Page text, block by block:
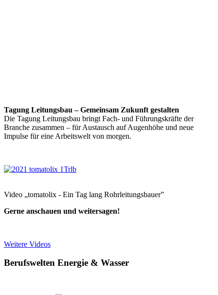
Tagung Leitungsbau – Gemeinsam Zukunft gestalten
Die Tagung Leitungsbau bringt Fach- und Führungskräfte der
Branche zusammen – für Austausch auf Augenhöhe und neue
Impulse für eine Arbeitswelt von morgen.
Video „tomatolix - Ein Tag lang Rohrleitungsbauer”
Gerne anschauen und weitersagen!
Weitere Videos
Berufswelten Energie & Wasser